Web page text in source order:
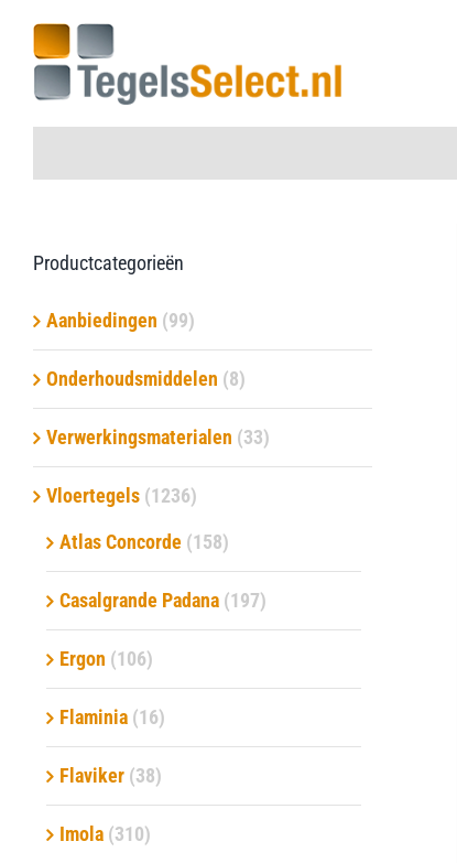
naar
inhoud
Vloertegels
Wandtegels
Aanbiedingen
Onderhoudsmiddelen
Verwerkingsmaterialen
Over ons
Contact
Productcategorieën
Aanbiedingen (99)
Onderhoudsmiddelen (8)
Verwerkingsmaterialen (33)
Vloertegels (1236)
Atlas Concorde (158)
Casalgrande Padana (197)
Ergon (106)
Flaminia (16)
Flaviker (38)
Imola (310)